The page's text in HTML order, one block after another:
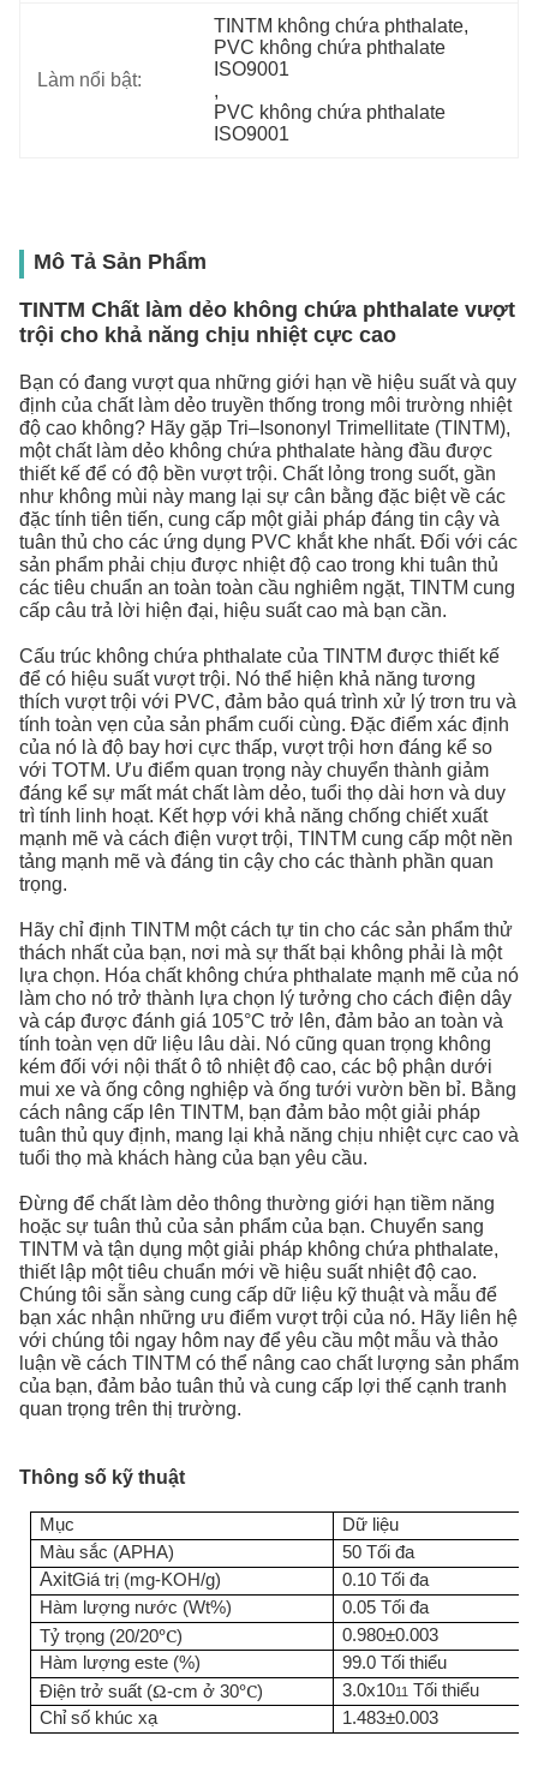
Làm nổi bật:
TINTM không chứa phthalate,
PVC không chứa phthalate
ISO9001
,
PVC không chứa phthalate
ISO9001
Mô Tả Sản Phẩm
TINTM Chất làm dẻo không chứa phthalate vượt
trội cho khả năng chịu nhiệt cực cao
Bạn có đang vượt qua những giới hạn về hiệu suất và quy
định của chất làm dẻo truyền thống trong môi trường nhiệt
độ cao không? Hãy gặp Tri–Isononyl Trimellitate (TINTM),
một chất làm dẻo không chứa phthalate hàng đầu được
thiết kế để có độ bền vượt trội. Chất lỏng trong suốt, gần
như không mùi này mang lại sự cân bằng đặc biệt về các
đặc tính tiên tiến, cung cấp một giải pháp đáng tin cậy và
tuân thủ cho các ứng dụng PVC khắt khe nhất. Đối với các
sản phẩm phải chịu được nhiệt độ cao trong khi tuân thủ
các tiêu chuẩn an toàn toàn cầu nghiêm ngặt, TINTM cung
cấp câu trả lời hiện đại, hiệu suất cao mà bạn cần.
Cấu trúc không chứa phthalate của TINTM được thiết kế
để có hiệu suất vượt trội. Nó thể hiện khả năng tương
thích vượt trội với PVC, đảm bảo quá trình xử lý trơn tru và
tính toàn vẹn của sản phẩm cuối cùng. Đặc điểm xác định
của nó là độ bay hơi cực thấp, vượt trội hơn đáng kể so
với TOTM. Ưu điểm quan trọng này chuyển thành giảm
đáng kể sự mất mát chất làm dẻo, tuổi thọ dài hơn và duy
trì tính linh hoạt. Kết hợp với khả năng chống chiết xuất
mạnh mẽ và cách điện vượt trội, TINTM cung cấp một nền
tảng mạnh mẽ và đáng tin cậy cho các thành phần quan
trọng.
Hãy chỉ định TINTM một cách tự tin cho các sản phẩm thử
thách nhất của bạn, nơi mà sự thất bại không phải là một
lựa chọn. Hóa chất không chứa phthalate mạnh mẽ của nó
làm cho nó trở thành lựa chọn lý tưởng cho cách điện dây
và cáp được đánh giá 105°C trở lên, đảm bảo an toàn và
tính toàn vẹn dữ liệu lâu dài. Nó cũng quan trọng không
kém đối với nội thất ô tô nhiệt độ cao, các bộ phận dưới
mui xe và ống công nghiệp và ống tưới vườn bền bỉ. Bằng
cách nâng cấp lên TINTM, bạn đảm bảo một giải pháp
tuân thủ quy định, mang lại khả năng chịu nhiệt cực cao và
tuổi thọ mà khách hàng của bạn yêu cầu.
Đừng để chất làm dẻo thông thường giới hạn tiềm năng
hoặc sự tuân thủ của sản phẩm của bạn. Chuyển sang
TINTM và tận dụng một giải pháp không chứa phthalate,
thiết lập một tiêu chuẩn mới về hiệu suất nhiệt độ cao.
Chúng tôi sẵn sàng cung cấp dữ liệu kỹ thuật và mẫu để
bạn xác nhận những ưu điểm vượt trội của nó. Hãy liên hệ
với chúng tôi ngay hôm nay để yêu cầu một mẫu và thảo
luận về cách TINTM có thể nâng cao chất lượng sản phẩm
của bạn, đảm bảo tuân thủ và cung cấp lợi thế cạnh tranh
quan trọng trên thị trường.
Thông số kỹ thuật
Mục
Dữ liệu
Màu sắc (APHA)
50 Tối đa
AxitGiá trị (mg-KOH/g)
0.10 Tối đa
Hàm lượng nước (Wt%)
0.05 Tối đa
Tỷ trọng (20/20℃)
0.980±0.003
Hàm lượng este (%)
99.0 Tối thiểu
Điện trở suất (Ω-cm ở 30℃) 3.0x1011 Tối thiểu
Chỉ số khúc xạ
1.483±0.003